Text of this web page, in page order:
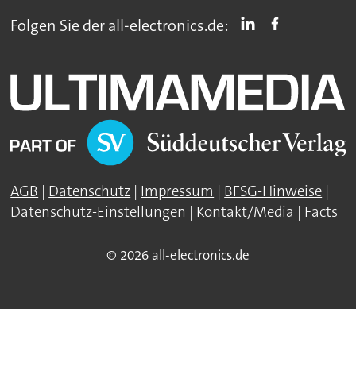
Folgen Sie der all-electronics.de:
AGB | Datenschutz | Impressum | BFSG-Hinweise |
Datenschutz-Einstellungen | Kontakt/Media | Facts
© 2026 all-electronics.de